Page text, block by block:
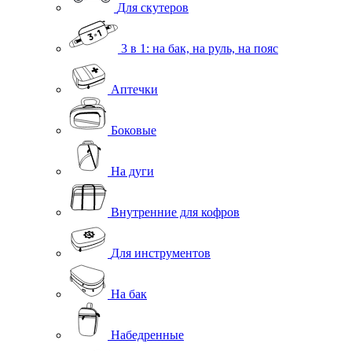
Для скутеров
3 в 1: на бак, на руль, на пояс
Аптечки
Боковые
На дуги
Внутренние для кофров
Для инструментов
На бак
Набедренные